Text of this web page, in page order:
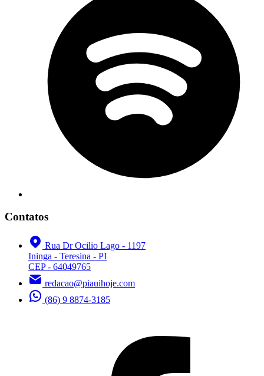
Contatos
Rua Dr Ocilio Lago - 1197
Ininga - Teresina - PI
CEP - 64049765
redacao@piauihoje.com
(86) 9 8874-3185